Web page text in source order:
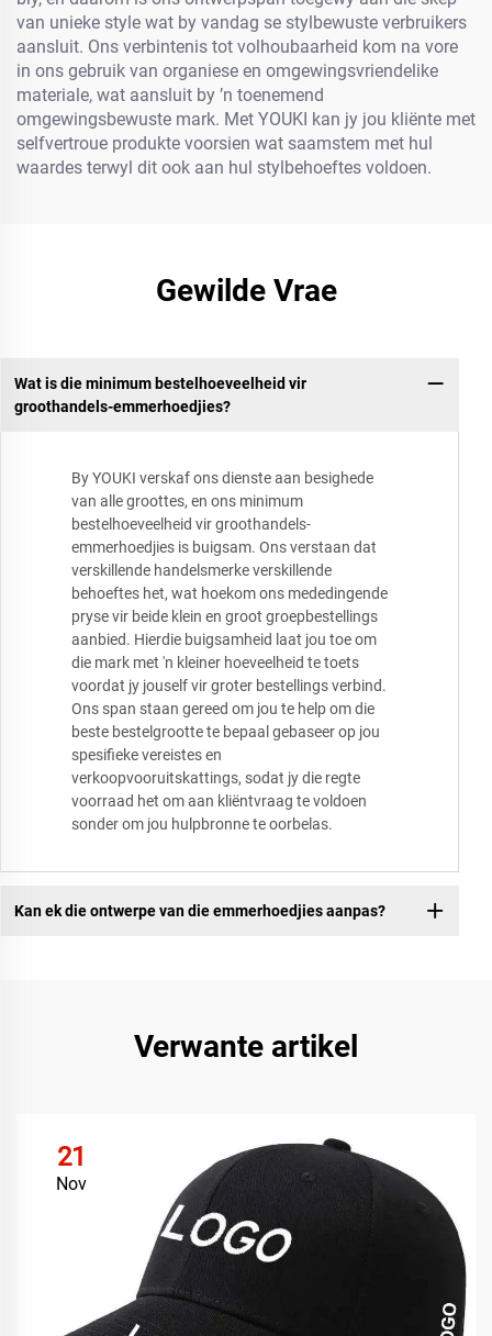
van unieke style wat by vandag se stylbewuste verbruikers
aansluit. Ons verbintenis tot volhoubaarheid kom na vore
in ons gebruik van organiese en omgewingsvriendelike
materiale, wat aansluit by ’n toenemend
omgewingsbewuste mark. Met YOUKI kan jy jou kliënte met
selfvertroue produkte voorsien wat saamstem met hul
waardes terwyl dit ook aan hul stylbehoeftes voldoen.
Gewilde Vrae
Wat is die minimum bestelhoeveelheid vir
groothandels-emmerhoedjies?
By YOUKI verskaf ons dienste aan besighede
van alle groottes, en ons minimum
bestelhoeveelheid vir groothandels-
emmerhoedjies is buigsam. Ons verstaan dat
verskillende handelsmerke verskillende
behoeftes het, wat hoekom ons mededingende
pryse vir beide klein en groot groepbestellings
aanbied. Hierdie buigsamheid laat jou toe om
die mark met 'n kleiner hoeveelheid te toets
voordat jy jouself vir groter bestellings verbind.
Ons span staan gereed om jou te help om die
beste bestelgrootte te bepaal gebaseer op jou
spesifieke vereistes en
verkoopvooruitskattings, sodat jy die regte
voorraad het om aan kliëntvraag te voldoen
sonder om jou hulpbronne te oorbelas.
Kan ek die ontwerpe van die emmerhoedjies aanpas?
Verwante artikel
21
Nov